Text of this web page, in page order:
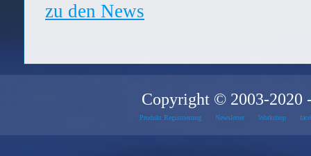
zu den News
Copyright © 2003-2020
Produkt Registrierung Newsletter Workshop